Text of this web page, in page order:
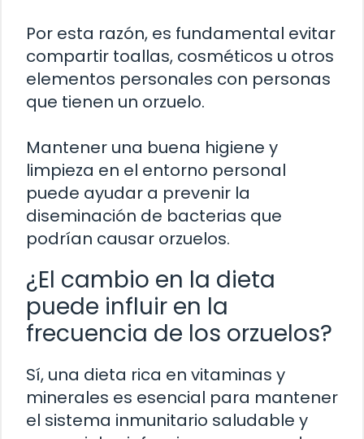
Por esta razón, es fundamental evitar
compartir toallas, cosméticos u otros
elementos personales con personas
que tienen un orzuelo.
Mantener una buena higiene y
limpieza en el entorno personal
puede ayudar a prevenir la
diseminación de bacterias que
podrían causar orzuelos.
¿El cambio en la dieta
puede influir en la
frecuencia de los orzuelos?
Sí, una dieta rica en vitaminas y
minerales es esencial para mantener
el sistema inmunitario saludable y